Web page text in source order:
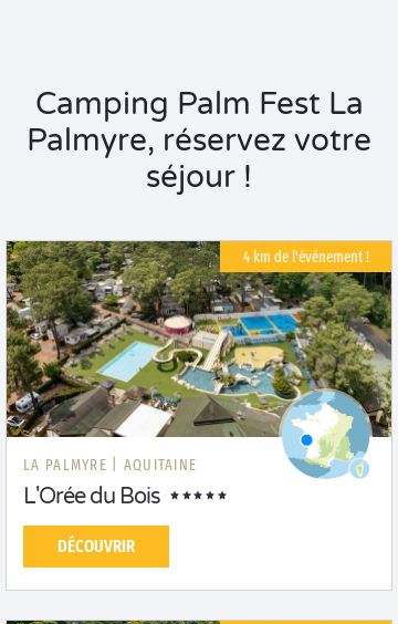
Camping Palm Fest La
Palmyre, réservez votre
séjour !
4 km de l'événement !
LA PALMYRE | AQUITAINE
L'Orée du Bois
DÉCOUVRIR